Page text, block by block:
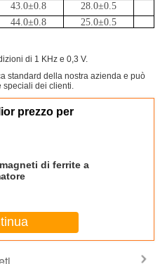
43.0±0.8
28.0±0.5
44.0±0.8
25.0±0.5
55.0±1.5
25.0±0.50
55.6±1.5 24.4±0.50
di 1 KHz e 0,3 V.
standard della nostra azienda e può
speciali dei clienti.
prezzo per
di ferrite a